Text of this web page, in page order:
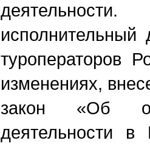
деятельности.
исполнительный
туроператоров
изменениях,
закон «Об
деятельности